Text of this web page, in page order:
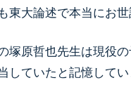
東大論述で本当にお世
塚原哲也先生は現役
していたと記憶してい